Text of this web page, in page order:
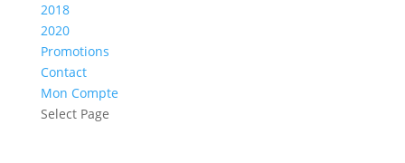
2018
2020
Promotions
Contact
Mon Compte
Select Page